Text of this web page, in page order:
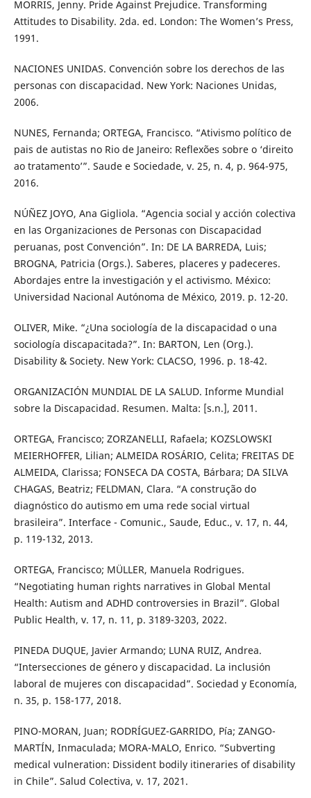
MORRIS, Jenny. Pride Against Prejudice. Transforming
Attitudes to Disability. 2da. ed. London: The Women’s Press,
1991.
NACIONES UNIDAS. Convención sobre los derechos de las
personas con discapacidad. New York: Naciones Unidas,
2006.
NUNES, Fernanda; ORTEGA, Francisco. “Ativismo político de
pais de autistas no Rio de Janeiro: Reflexões sobre o ‘direito
ao tratamento’”. Saude e Sociedade, v. 25, n. 4, p. 964-975,
2016.
NÚÑEZ JOYO, Ana Gigliola. “Agencia social y acción colectiva
en las Organizaciones de Personas con Discapacidad
peruanas, post Convención”. In: DE LA BARREDA, Luis;
BROGNA, Patricia (Orgs.). Saberes, placeres y padeceres.
Abordajes entre la investigación y el activismo. México:
Universidad Nacional Autónoma de México, 2019. p. 12-20.
OLIVER, Mike. “¿Una sociología de la discapacidad o una
sociología discapacitada?”. In: BARTON, Len (Org.).
Disability & Society. New York: CLACSO, 1996. p. 18-42.
ORGANIZACIÓN MUNDIAL DE LA SALUD. Informe Mundial
sobre la Discapacidad. Resumen. Malta: [s.n.], 2011.
ORTEGA, Francisco; ZORZANELLI, Rafaela; KOZSLOWSKI
MEIERHOFFER, Lilian; ALMEIDA ROSÁRIO, Celita; FREITAS DE
ALMEIDA, Clarissa; FONSECA DA COSTA, Bárbara; DA SILVA
CHAGAS, Beatriz; FELDMAN, Clara. “A construção do
diagnóstico do autismo em uma rede social virtual
brasileira”. Interface - Comunic., Saude, Educ., v. 17, n. 44,
p. 119-132, 2013.
ORTEGA, Francisco; MÜLLER, Manuela Rodrigues.
“Negotiating human rights narratives in Global Mental
Health: Autism and ADHD controversies in Brazil”. Global
Public Health, v. 17, n. 11, p. 3189-3203, 2022.
PINEDA DUQUE, Javier Armando; LUNA RUIZ, Andrea.
“Intersecciones de género y discapacidad. La inclusión
laboral de mujeres con discapacidad”. Sociedad y Economía,
n. 35, p. 158-177, 2018.
PINO-MORAN, Juan; RODRÍGUEZ-GARRIDO, Pía; ZANGO-
MARTÍN, Inmaculada; MORA-MALO, Enrico. “Subverting
medical vulneration: Dissident bodily itineraries of disability
in Chile”. Salud Colectiva, v. 17, 2021.